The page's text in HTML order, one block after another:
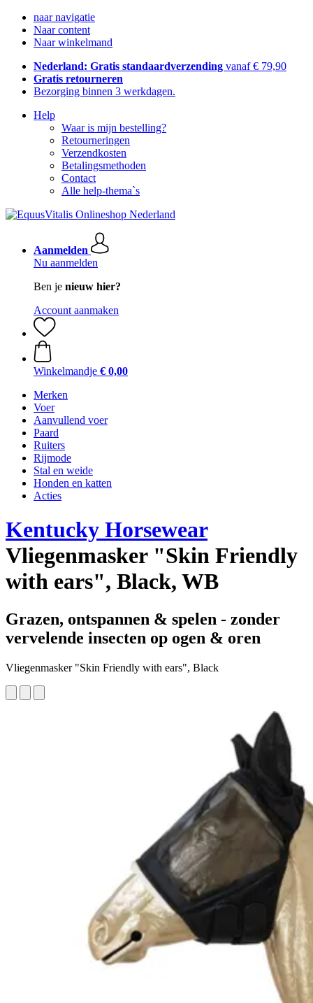
naar navigatie
Naar content
Naar winkelmand
Nederland: Gratis standaardverzending vanaf € 79,90
Gratis retourneren
Bezorging binnen 3 werkdagen.
Help
Waar is mijn bestelling?
Retourneringen
Verzendkosten
Betalingsmethoden
Contact
Alle help-thema`s
Aanmelden
Nu aanmelden
Ben je nieuw hier?
Account aanmaken
Winkelmandje € 0,00
Merken
Voer
Aanvullend voer
Paard
Ruiters
Rijmode
Stal en weide
Honden en katten
Acties
Kentucky Horsewear
Vliegenmasker "Skin Friendly
with ears", Black, WB
Grazen, ontspannen & spelen - zonder
vervelende insecten op ogen & oren
Vliegenmasker "Skin Friendly with ears", Black